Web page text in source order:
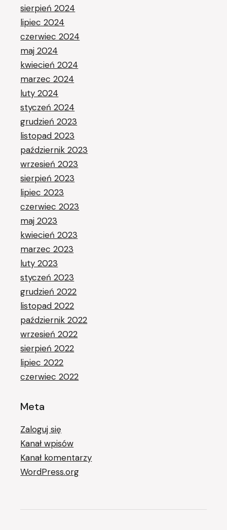
sierpień 2024
lipiec 2024
czerwiec 2024
maj 2024
kwiecień 2024
marzec 2024
luty 2024
styczeń 2024
grudzień 2023
listopad 2023
październik 2023
wrzesień 2023
sierpień 2023
lipiec 2023
czerwiec 2023
maj 2023
kwiecień 2023
marzec 2023
luty 2023
styczeń 2023
grudzień 2022
listopad 2022
październik 2022
wrzesień 2022
sierpień 2022
lipiec 2022
czerwiec 2022
Meta
Zaloguj się
Kanał wpisów
Kanał komentarzy
WordPress.org